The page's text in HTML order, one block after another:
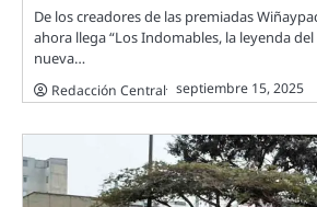
De los creadores de las premiadas
ahora llega “Los Indomables, la leyenda
nueva…
Redacción Central septiembre 15, 2025